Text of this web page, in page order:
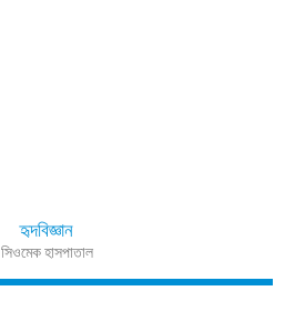
হৃদবিজ্ঞান
সিওমেক হাসপাতাল